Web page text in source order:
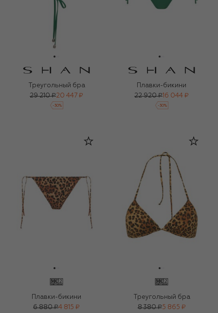
Треугольный бра
29 210 ₽20 447 ₽
-30%
Плавки-бикини
22 920 ₽ 16 044 ₽
-30%
Плавки-бикини
6 880 ₽4 815 ₽
Треугольный бра
8 380 ₽5 865 ₽